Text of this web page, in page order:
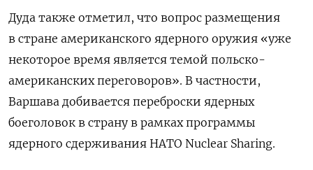
Дуда также отметил, что вопрос размещения
в стране американского ядерного оружия «уже
некоторое время является темой польско-
американских переговоров». В частности,
Варшава добивается переброски ядерных
боеголовок в страну в рамках программы
ядерного сдерживания НАТО Nuclear Sharing.